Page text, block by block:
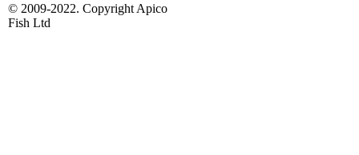
© 2009-2022. Copyright Apico
Fish Ltd